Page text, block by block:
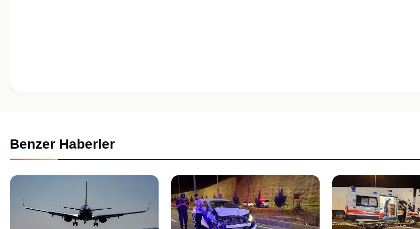
Benzer Haberler